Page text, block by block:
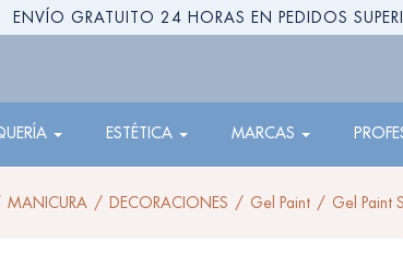
ENVÍO GRATUITO 24 HORAS EN PEDIDOS
ESTÉTICA MARCAS
MANICURA DECORACIONES Gel Paint Gel Paint